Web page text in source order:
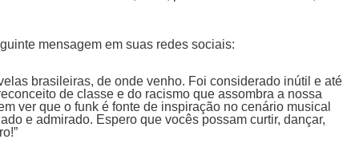
mensagem em suas redes sociais:
brasileiras, de onde venho. Foi considerado inútil e até
de classe e do racismo que assombra a nossa
ver que o funk é fonte de inspiração no cenário musical
e admirado. Espero que vocês possam curtir, dançar,